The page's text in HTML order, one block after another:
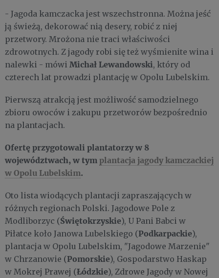
- Jagoda kamczacka jest wszechstronna. Można jeść
ją świeżą, dekorować nią desery, robić z niej
przetwory. Mrożona nie traci właściwości
zdrowotnych. Z jagody robi się też wyśmienite wina i
nalewki - mówi Michał Lewandowski, który od
czterech lat prowadzi plantację w Opolu Lubelskim.
Pierwszą atrakcją jest możliwość samodzielnego
zbioru owoców i zakupu przetworów bezpośrednio
na plantacjach.
Ofertę przygotowali plantatorzy w 8
województwach, w tym plantacja jagody kamczackiej
w Opolu Lubelskim.
Oto lista wiodących plantacji zapraszających w
różnych regionach Polski. Jagodowe Pole z
Modliborzyc (Świętokrzyskie), U Pani Babci w
Piłatce koło Janowa Lubelskiego (Podkarpackie),
plantacja w Opolu Lubelskim, "Jagodowe Marzenie"
w Chrzanowie (Pomorskie), Gospodarstwo Haskap
w Mokrej Prawej (Łódzkie), Zdrowe Jagody w Nowej